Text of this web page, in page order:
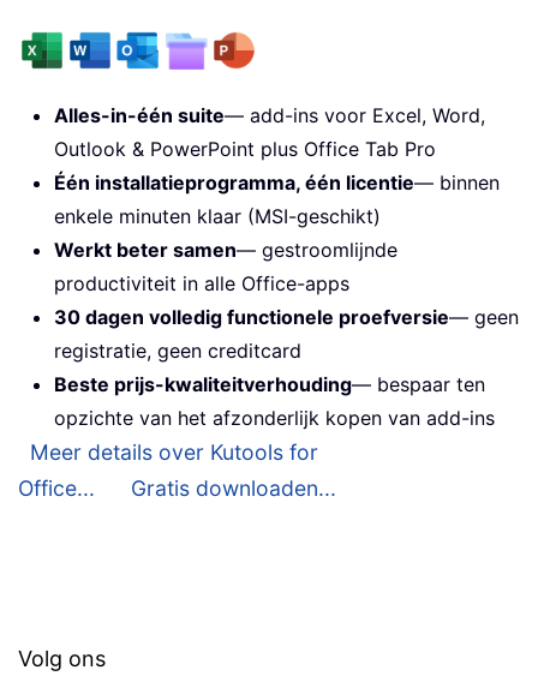
Alles-in-één suite— add-ins voor Excel, Word,
Outlook & PowerPoint plus Office Tab Pro
Één installatieprogramma, één licentie— binnen
enkele minuten klaar (MSI-geschikt)
Werkt beter samen— gestroomlijnde
productiviteit in alle Office-apps
30 dagen volledig functionele proefversie— geen
registratie, geen creditcard
Beste prijs-kwaliteitverhouding— bespaar ten
opzichte van het afzonderlijk kopen van add-ins
Meer details over Kutools for
Office...
Gratis downloaden...
Volg ons